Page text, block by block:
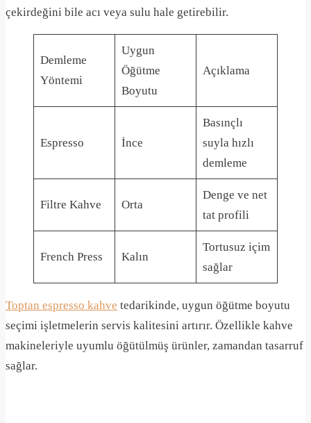
çekirdeğini bile acı veya sulu hale getirebilir.
Demleme
Yöntemi
Uygun
Öğütme
Boyutu
Açıklama
Espresso İnce
Basınçlı
suyla hızlı
demleme
Filtre Kahve Orta
Denge ve net
tat profili
French Press Kalın
Tortusuz içim
sağlar
Toptan espresso kahve tedarikinde, uygun öğütme boyutu
seçimi işletmelerin servis kalitesini artırır. Özellikle kahve
makineleriyle uyumlu öğütülmüş ürünler, zamandan tasarruf
sağlar.